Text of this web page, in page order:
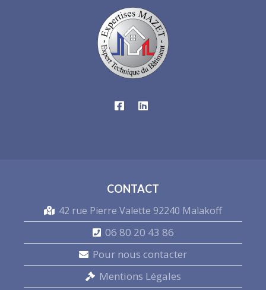
CONTACT
42 rue Pierre Valette 92240 Malakoff
06 80 20 43 86
Pour nous contacter
Mentions Légales